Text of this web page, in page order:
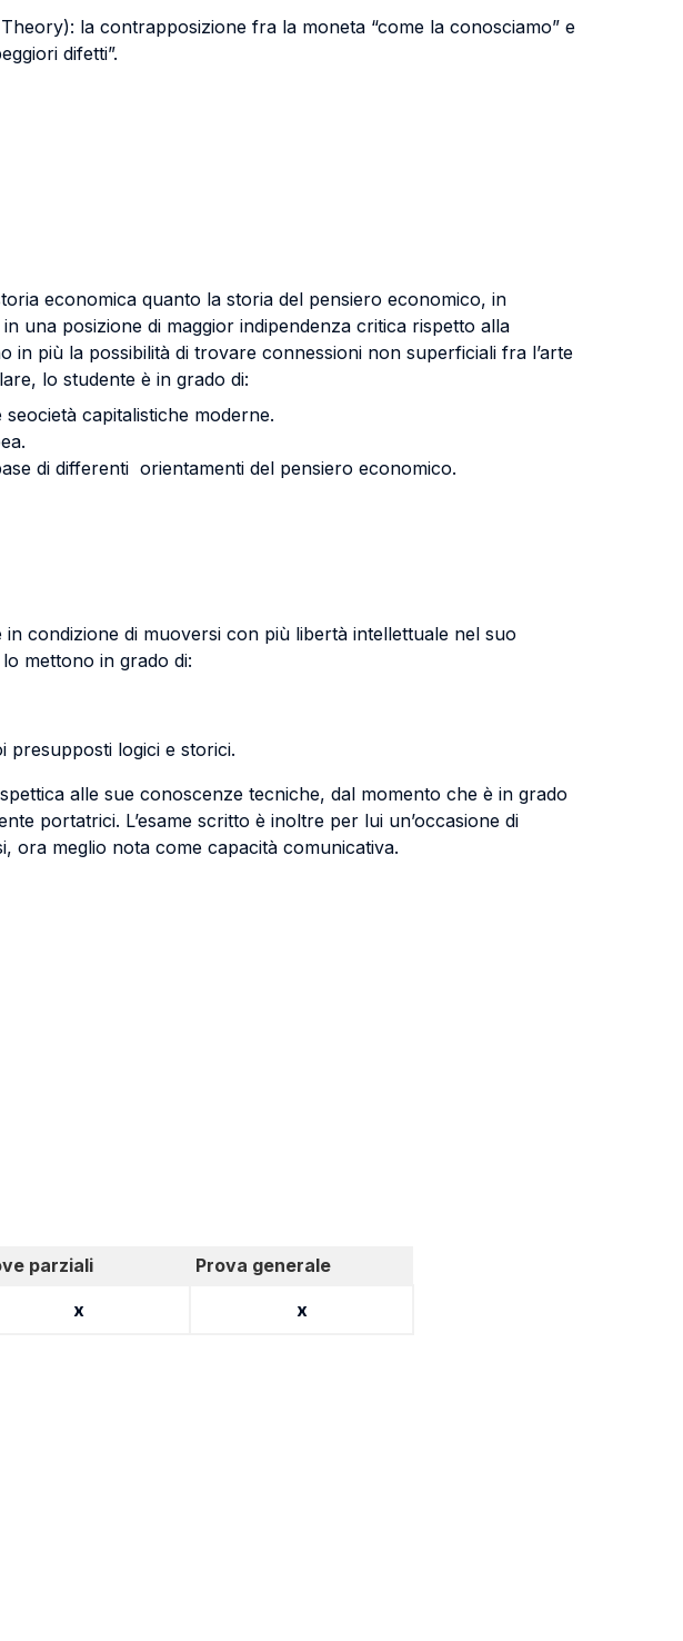
la contrapposizione fra la moneta “come la conosciamo” e
difetti”.
economica quanto la storia del pensiero economico, in
una posizione di maggior indipendenza critica rispetto alla
più la possibilità di trovare connessioni non superficiali fra l’arte
lo studente è in grado di:
capitalistiche moderne.
di differenti orientamenti del pensiero economico.
condizione di muoversi con più libertà intellettuale nel suo
mettono in grado di:
presupposti logici e storici.
alle sue conoscenze tecniche, dal momento che è in grado
portatrici. L’esame scritto è inoltre per lui un’occasione di
ora meglio nota come capacità comunicativa.
parziali
Prova generale
x x